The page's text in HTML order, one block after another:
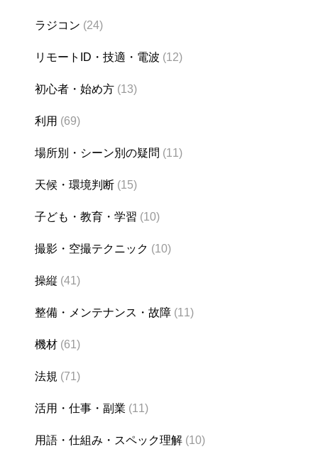
ラジコン (24)
リモートID・技適・電波 (12)
初心者・始め方 (13)
利用 (69)
場所別・シーン別の疑問 (11)
天候・環境判断 (15)
子ども・教育・学習 (10)
撮影・空撮テクニック (10)
操縦 (41)
整備・メンテナンス・故障 (11)
機材 (61)
法規 (71)
活用・仕事・副業 (11)
用語・仕組み・スペック理解 (10)